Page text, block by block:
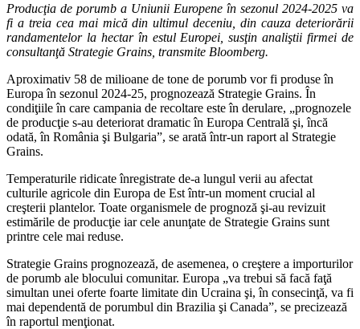
Producţia de porumb a Uniunii Europene în sezonul 2024-2025 va
fi a treia cea mai mică din ultimul deceniu, din cauza deteriorării
randamentelor la hectar în estul Europei, susţin analiştii firmei de
consultanţă Strategie Grains, transmite Bloomberg.
Aproximativ 58 de milioane de tone de porumb vor fi produse în
Europa în sezonul 2024-25, prognozează Strategie Grains. În
condiţiile în care campania de recoltare este în derulare, „prognozele
de producţie s-au deteriorat dramatic în Europa Centrală şi, încă
odată, în România şi Bulgaria”, se arată într-un raport al Strategie
Grains.
Temperaturile ridicate înregistrate de-a lungul verii au afectat
culturile agricole din Europa de Est într-un moment crucial al
creşterii plantelor. Toate organismele de prognoză şi-au revizuit
estimările de producţie iar cele anunţate de Strategie Grains sunt
printre cele mai reduse.
Strategie Grains prognozează, de asemenea, o creştere a importurilor
de porumb ale blocului comunitar. Europa „va trebui să facă faţă
simultan unei oferte foarte limitate din Ucraina şi, în consecinţă, va fi
mai dependentă de porumbul din Brazilia şi Canada”, se precizează
în raportul menţionat.